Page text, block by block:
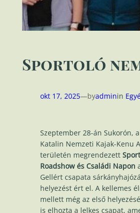
Sportoló
okt 17, 2025—byadminin
Szeptember 28-án Sukorón,
Katalin Nemzeti Kajak-Kenu
területén megrendezett
Roadshow és Családi Napon
Gellért csapata
helyezést ért el. A kellemes
mellett még az első
is elhozta a lelkes csapat,